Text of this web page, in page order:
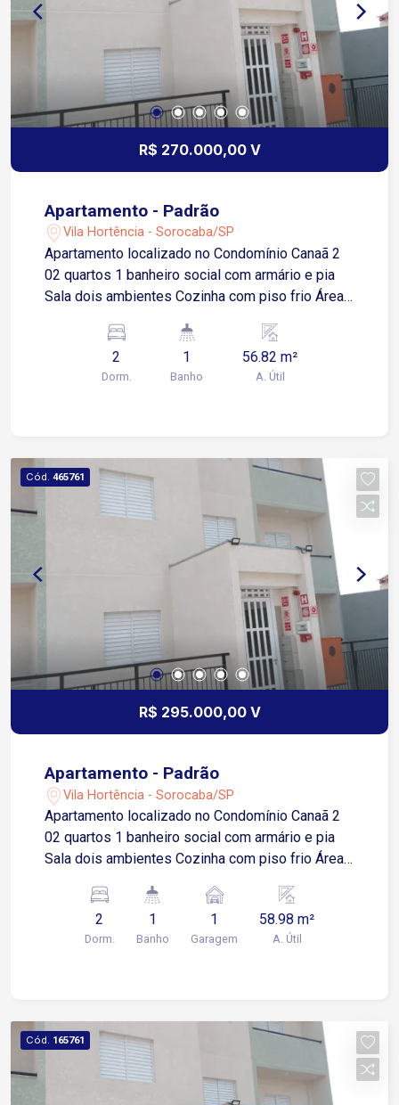
R$ 270.000,00 V
Apartamento - Padrão
Vila Hortência - Sorocaba/SP
Apartamento localizado no Condomínio Canaã 2
02 quartos 1 banheiro social com armário e pia
Sala dois ambientes Cozinha com piso frio Área
2
Dorm.
1
Banho
56.82 m²
A. Útil
Cód. 465761
R$ 295.000,00 V
Apartamento - Padrão
Vila Hortência - Sorocaba/SP
Apartamento localizado no Condomínio Canaã 2
02 quartos 1 banheiro social com armário e pia
Sala dois ambientes Cozinha com piso frio Área
2
Dorm.
1
Banho
1
Garagem
58.98 m²
A. Útil
Cód. 165761